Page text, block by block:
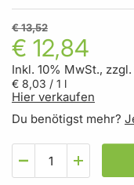
€ 12,84
€ 13,52
Inkl. 10% MwSt., zzgl.
€ 8,03 / 1 l
Hier verkaufen
Du benötigst mehr?